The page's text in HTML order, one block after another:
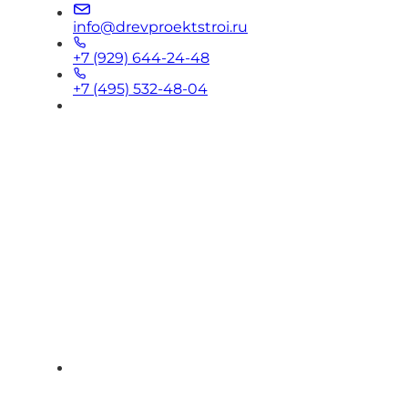
info@drevproektstroi.ru
+7 (929) 644-24-48
+7 (495) 532-48-04